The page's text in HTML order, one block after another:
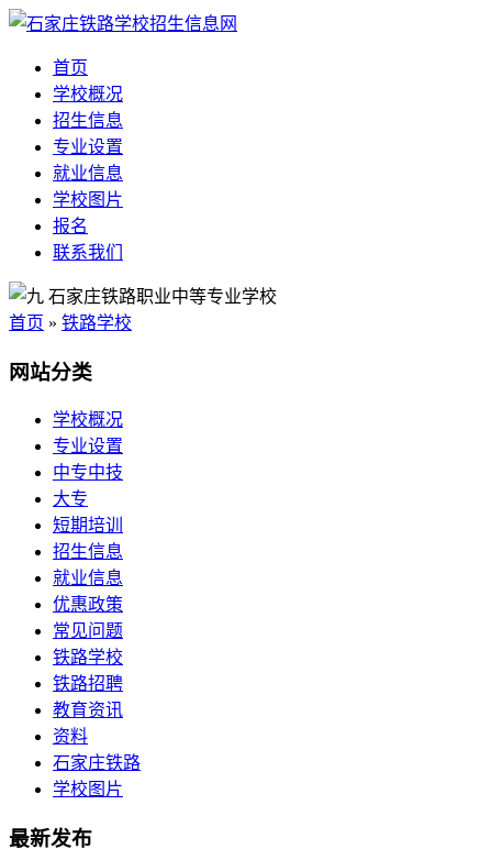
首页
学校概况
招生信息
专业设置
就业信息
学校图片
报名
联系我们
首页 » 铁路学校
网站分类
学校概况
专业设置
中专中技
大专
短期培训
招生信息
就业信息
优惠政策
常见问题
铁路学校
铁路招聘
教育资讯
资料
石家庄铁路
学校图片
最新发布